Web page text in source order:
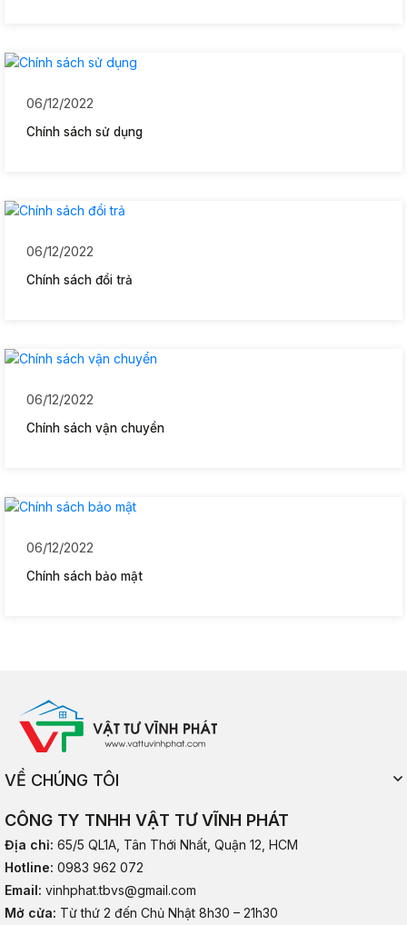
06/12/2022
Chính sách sử dụng
06/12/2022
Chính sách đổi trả
06/12/2022
Chính sách vận chuyển
06/12/2022
Chính sách bảo mật
VỀ CHÚNG TÔI
CÔNG TY TNHH VẬT TƯ VĨNH PHÁT
Địa chỉ: 65/5 QL1A, Tân Thới Nhất, Quận 12, HCM
Hotline: 0983 962 072
Email: vinhphat.tbvs@gmail.com
Mở cửa: Từ thứ 2 đến Chủ Nhật 8h30 – 21h30